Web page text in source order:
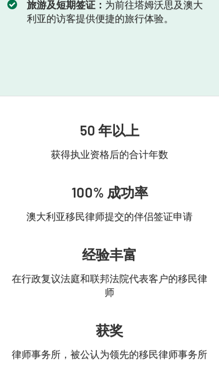
旅游及短期签证： 为前往塔姆沃思及澳大
利亚的访客提供便捷的旅行体验。
50 年以上
获得执业资格后的合计年数
100% 成功率
澳大利亚移民律师提交的伴侣签证申请
经验丰富
在行政复议法庭和联邦法院代表客户的移民律
师
获奖
律师事务所，被公认为领先的移民律师事务所